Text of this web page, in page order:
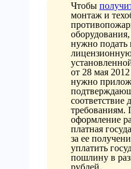
Чтобы
монтаж и
нужно подать
от 28 мая
нужно
требованиям.
оформление
платная
за ее
уплатить
пошлину в
рублей.